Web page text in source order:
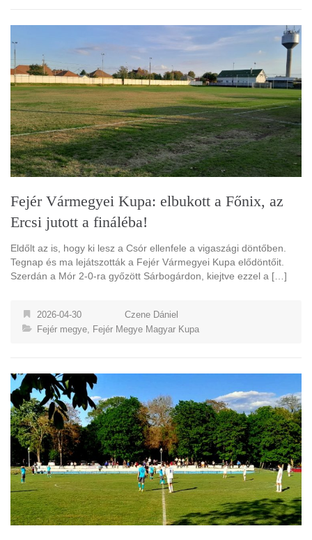
Fejér Vármegyei Kupa: elbukott a Főnix, az
Ercsi jutott a fináléba!
Eldőlt az is, hogy ki lesz a Csór ellenfele a vigaszági döntőben.
Tegnap és ma lejátszották a Fejér Vármegyei Kupa elődöntőit.
Szerdán a Mór 2-0-ra győzött Sárbogárdon, kiejtve ezzel a […]
2026-04-30
Czene Dániel
Fejér megye, Fejér Megye Magyar Kupa